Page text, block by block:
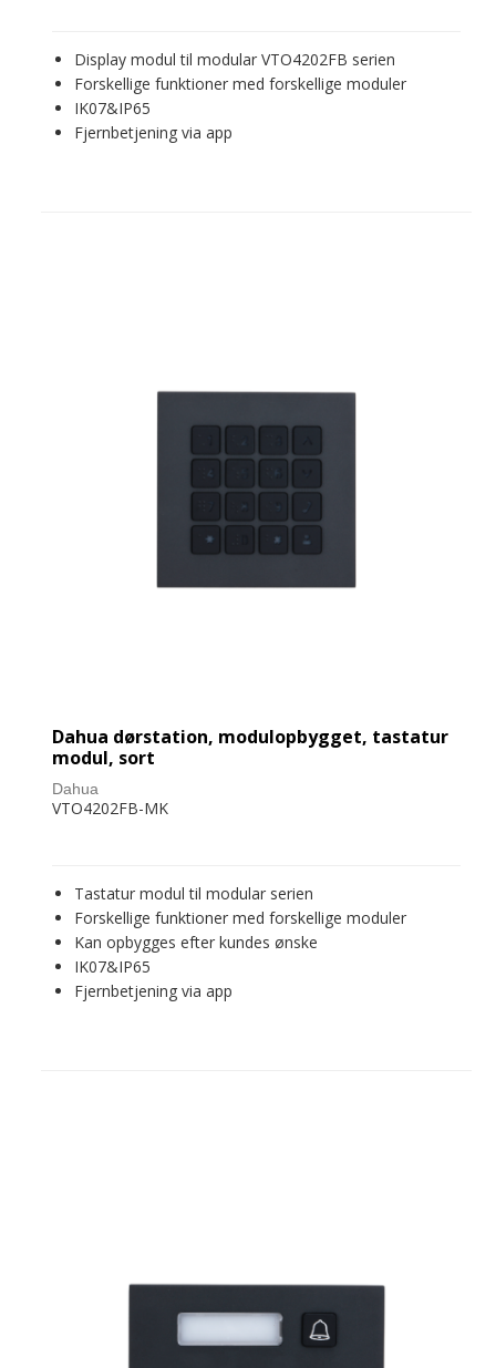
Display modul til modular VTO4202FB serien
Forskellige funktioner med forskellige moduler
IK07&IP65
Fjernbetjening via app
Dahua dørstation, modulopbygget, tastatur
modul, sort
Dahua
VTO4202FB-MK
Tastatur modul til modular serien
Forskellige funktioner med forskellige moduler
Kan opbygges efter kundes ønske
IK07&IP65
Fjernbetjening via app